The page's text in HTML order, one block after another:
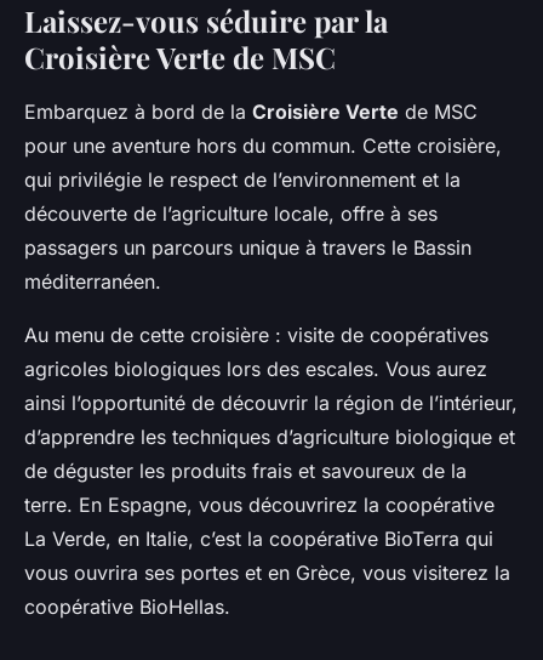
Laissez-vous séduire par la
Croisière Verte de MSC
Embarquez à bord de la Croisière Verte de MSC
pour une aventure hors du commun. Cette croisière,
qui privilégie le respect de l’environnement et la
découverte de l’agriculture locale, offre à ses
passagers un parcours unique à travers le Bassin
méditerranéen.
Au menu de cette croisière : visite de coopératives
agricoles biologiques lors des escales. Vous aurez
ainsi l’opportunité de découvrir la région de l’intérieur,
d’apprendre les techniques d’agriculture biologique et
de déguster les produits frais et savoureux de la
terre. En Espagne, vous découvrirez la coopérative
La Verde, en Italie, c’est la coopérative BioTerra qui
vous ouvrira ses portes et en Grèce, vous visiterez la
coopérative BioHellas.